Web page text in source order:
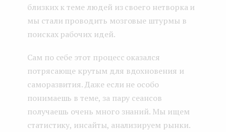
близких к теме людей из своего нетворка и
мы стали проводить мозговые штурмы в
поисках рабочих идей.
Сам по себе этот процесс оказался
потрясающе крутым для вдохновения и
саморазвития. Даже если не особо
понимаешь в теме, за пару сеансов
получаешь очень много знаний. Мы ищем
статистику, инсайты, анализируем рынки.